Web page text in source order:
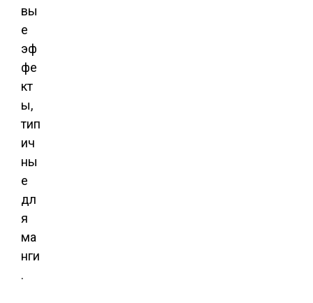
вы
е
эф
фе
кт
ы,
тип
ич
ны
е
дл
я
ма
нги
.